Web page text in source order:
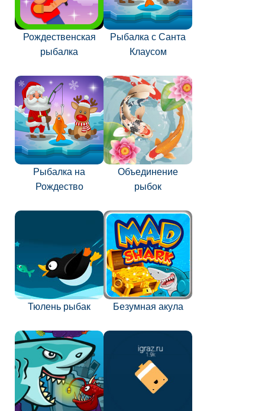
Рождественская
рыбалка
Рыбалка с Санта
Клаусом
Рыбалка на
Рождество
Объединение
рыбок
Тюлень рыбак Безумная акула